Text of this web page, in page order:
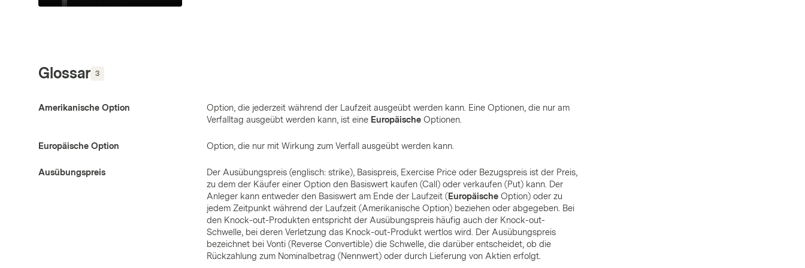
Glossar 3
Amerikanische Option
Option, die jederzeit während der Laufzeit ausgeübt werden kann. Eine Optionen, die nur am
Verfalltag ausgeübt werden kann, ist eine Europäische Optionen.
Europäische Option Option, die nur mit Wirkung zum Verfall ausgeübt werden kann.
Ausübungspreis
Der Ausübungspreis (englisch: strike), Basispreis, Exercise Price oder Bezugspreis ist der Preis,
zu dem der Käufer einer Option den Basiswert kaufen (Call) oder verkaufen (Put) kann. Der
Anleger kann entweder den Basiswert am Ende der Laufzeit ( Europäische Option) oder zu
jedem Zeitpunkt während der Laufzeit (Amerikanische Option) beziehen oder abgegeben. Bei
den Knock-out-Produkten entspricht der Ausübungspreis häufig auch der Knock-out-
Schwelle, bei deren Verletzung das Knock-out-Produkt wertlos wird. Der Ausübungspreis
bezeichnet bei Vonti (Reverse Convertible) die Schwelle, die darüber entscheidet, ob die
Rückzahlung zum Nominalbetrag (Nennwert) oder durch Lieferung von Aktien erfolgt.